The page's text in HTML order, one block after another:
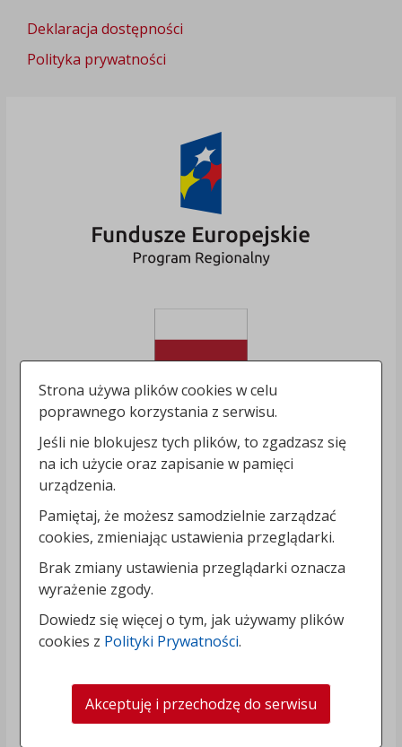
Deklaracja dostępności
Polityka prywatności
Strona używa plików cookies w celu
poprawnego korzystania z serwisu.
Jeśli nie blokujesz tych plików, to zgadzasz się
na ich użycie oraz zapisanie w pamięci
urządzenia.
Pamiętaj, że możesz samodzielnie zarządzać
cookies, zmieniając ustawienia przeglądarki.
Brak zmiany ustawienia przeglądarki oznacza
wyrażenie zgody.
Dowiedz się więcej o tym, jak używamy plików
cookies z Polityki Prywatności.
Akceptuję i przechodzę do serwisu